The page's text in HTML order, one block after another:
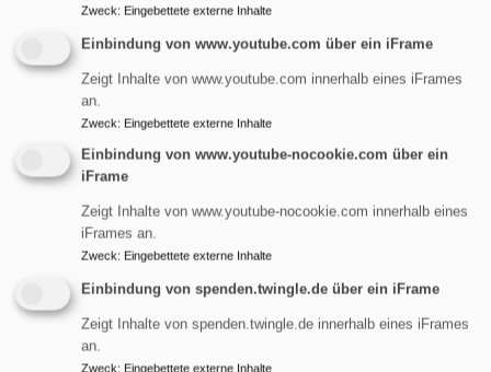
Erinnerungen bewahren
Bildrechte
zur Familiengeschichte und
auch für unsere
Kirchengemeinde!
Zweck: Eingebettete externe Inhalte
Einbindung von www.youtube.com über ein iFrame
Zeigt Inhalte von www.youtube.com innerhalb eines iFrames
an.
Zweck: Eingebettete externe Inhalte
Einbindung von www.youtube-nocookie.com über ein
iFrame
Zeigt Inhalte von www.youtube-nocookie.com innerhalb eines
iFrames an.
Zweck: Eingebettete externe Inhalte
Einbindung von spenden.twingle.de über ein iFrame
Zeigt Inhalte von spenden.twingle.de innerhalb eines iFrames
an.
Zweck: Eingebettete externe Inhalte